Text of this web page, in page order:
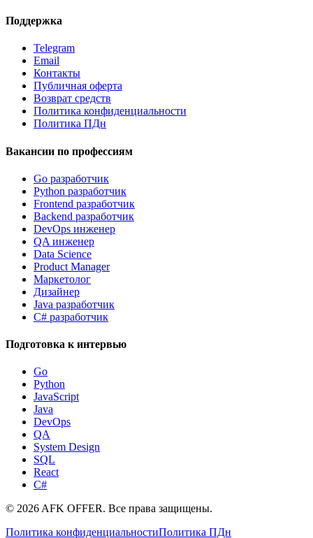
Поддержка
Telegram
Email
Контакты
Публичная оферта
Возврат средств
Политика конфиденциальности
Политика ПДн
Вакансии по профессиям
Go разработчик
Python разработчик
Frontend разработчик
Backend разработчик
DevOps инженер
QA инженер
Data Science
Product Manager
Маркетолог
Дизайнер
Java разработчик
C# разработчик
Подготовка к интервью
Go
Python
JavaScript
Java
DevOps
QA
System Design
SQL
React
C#
© 2026AFK OFFER. Все права защищены.
Политика конфиденциальностиПолитика ПДн